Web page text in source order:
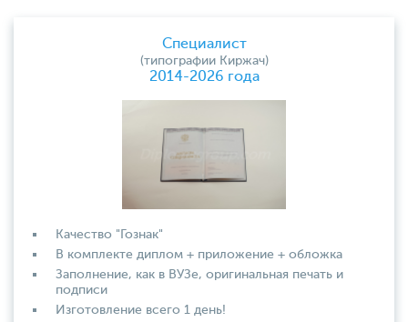
Специалист
(типографии Киржач)
2014-2026 года
Качество "Гознак"
В комплекте диплом + приложение + обложка
Заполнение, как в ВУЗе, оригинальная печать и
подписи
Изготовление всего 1 день!